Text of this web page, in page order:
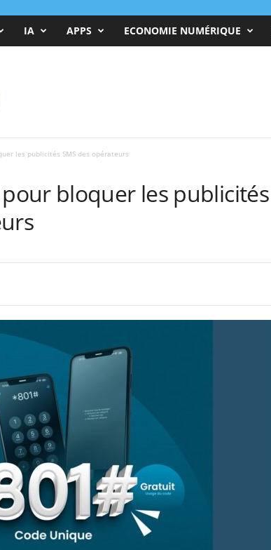
IA APPS ECONOMIE NUMÉRIQUE
les publicités SMS des opérateurs
pour bloquer les publicités